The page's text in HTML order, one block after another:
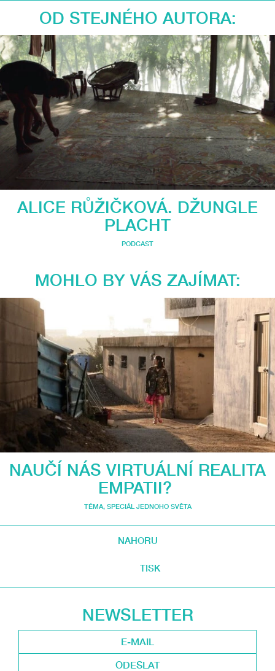
OD STEJNÉHO AUTORA:
ALICE RŮŽIČKOVÁ. DŽUNGLE
PLACHT
PODCAST
MOHLO BY VÁS ZAJÍMAT:
NAUČÍ NÁS VIRTUÁLNÍ REALITA
EMPATII?
TÉMA, SPECIÁL JEDNOHO SVĚTA
NAHORU
TISK
NEWSLETTER
ODESLAT